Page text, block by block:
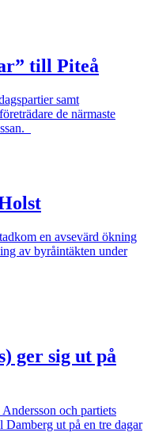
till Piteå
samt
de närmaste
en avsevärd ökning
av byråintäkten under
ger sig ut på
och partiets
ut på en tre dagar